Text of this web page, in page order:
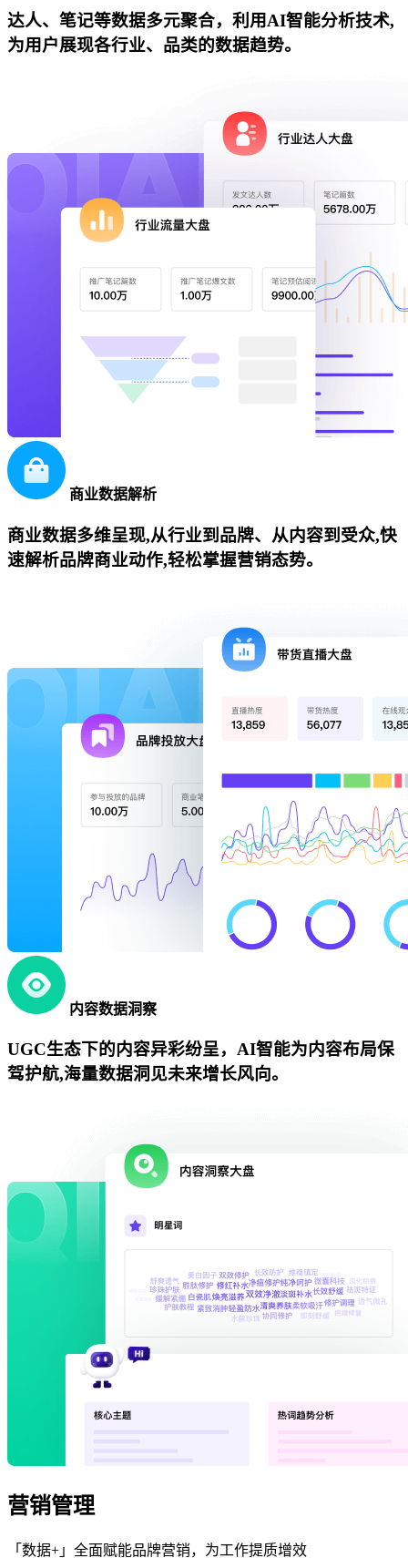
达人、笔记等数据多元聚合，利用AI智能分析技术,
为用户展现各行业、品类的数据趋势。
商业数据解析
商业数据多维呈现,从行业到品牌、从内容到受众,快
速解析品牌商业动作,轻松掌握营销态势。
内容数据洞察
UGC生态下的内容异彩纷呈，AI智能为内容布局保
驾护航,海量数据洞见未来增长风向。
营销管理
「数据+」全面赋能品牌营销，为工作提质增效